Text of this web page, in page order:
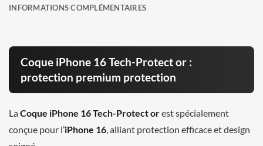
INFORMATIONS COMPLÉMENTAIRES
Coque iPhone 16 Tech-Protect or :
protection premium protection
LaCoque iPhone 16 Tech-Protect orest spécialement
conçue pour l’iPhone 16 , alliant protection efficace et design